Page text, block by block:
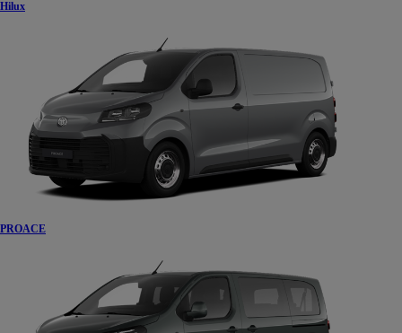
Hilux
PROACE